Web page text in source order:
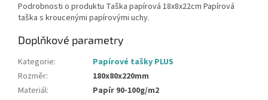
Podrobnosti o produktu Taška papírová 18x8x22cm Papírová
taška s kroucenými papírovými uchy.
Doplňkové parametry
Kategorie:
Papírové tašky PLUS
Rozměr:
180x80x220mm
Materiál:
Papír 90-100g/m2